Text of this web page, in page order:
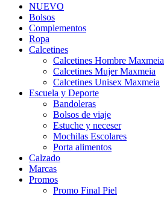
NUEVO
Bolsos
Complementos
Ropa
Calcetines
Calcetines Hombre Maxmeia
Calcetines Mujer Maxmeia
Calcetines Unisex Maxmeia
Escuela y Deporte
Bandoleras
Bolsos de viaje
Estuche y neceser
Mochilas Escolares
Porta alimentos
Calzado
Marcas
Promos
Promo Final Piel